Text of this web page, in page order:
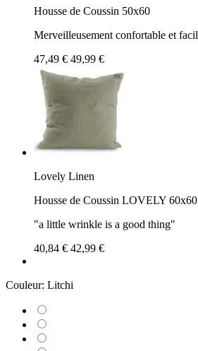
Housse de Coussin 50x60
Merveilleusement confortable et
47,49 € 49,99 €
Lovely Linen
Housse de Coussin LOVELY 60x60
"a little wrinkle is a good thing"
40,84 € 42,99 €
Couleur: Litchi